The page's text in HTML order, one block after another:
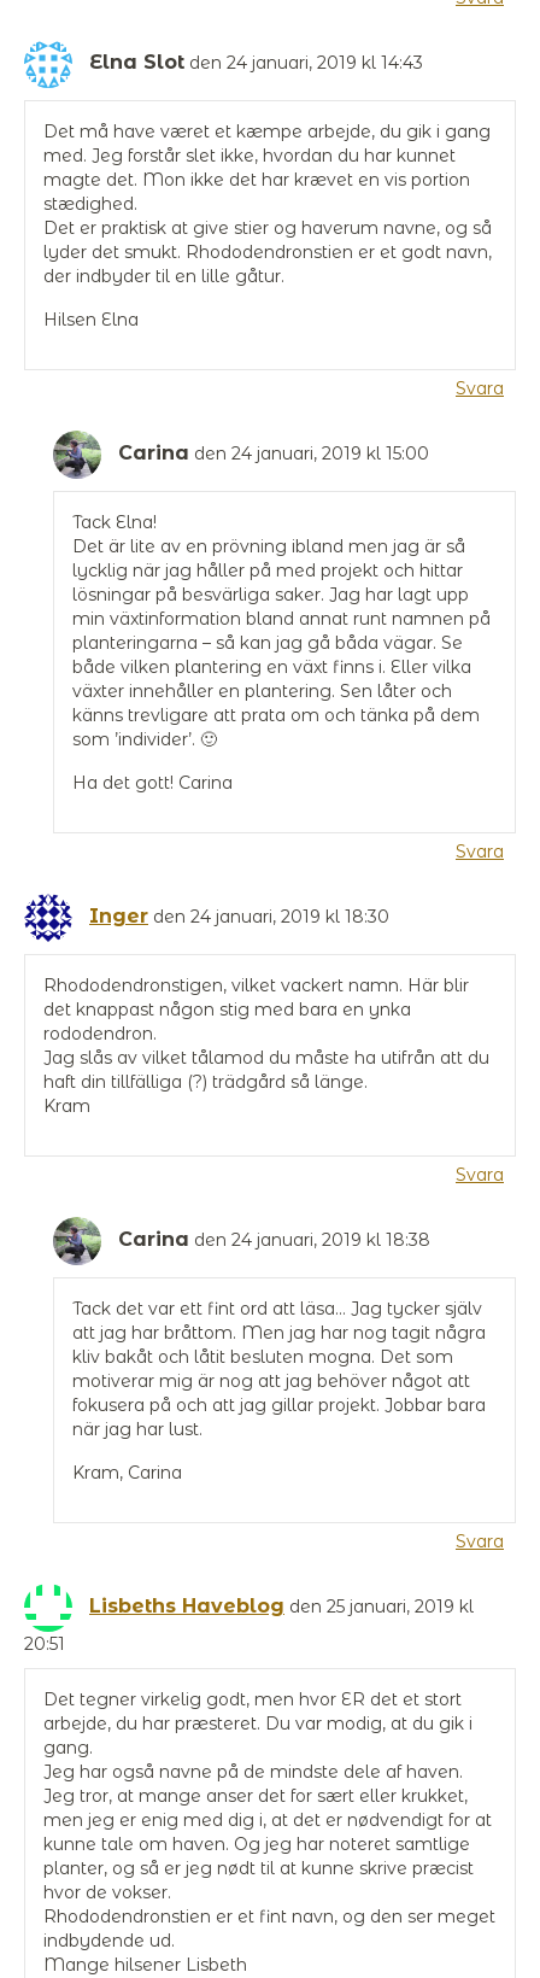
Elna Slot den 24 januari, 2019 kl 14:43
Det må have været et kæmpe arbejde, du gik i gang
med. Jeg forstår slet ikke, hvordan du har kunnet
magte det. Mon ikke det har krævet en vis portion
stædighed.
Det er praktisk at give stier og haverum navne, og så
lyder det smukt. Rhododendronstien er et godt navn,
der indbyder til en lille gåtur.
Hilsen Elna
Svara
Carina den 24 januari, 2019 kl 15:00
Tack Elna!
Det är lite av en prövning ibland men jag är så
lycklig när jag håller på med projekt och hittar
lösningar på besvärliga saker. Jag har lagt upp
min växtinformation bland annat runt namnen på
planteringarna – så kan jag gå båda vägar. Se
både vilken plantering en växt finns i. Eller vilka
växter innehåller en plantering. Sen låter och
känns trevligare att prata om och tänka på dem
som ’individer’. 🙂
Ha det gott! Carina
Svara
Inger den 24 januari, 2019 kl 18:30
Rhododendronstigen, vilket vackert namn. Här blir
det knappast någon stig med bara en ynka
rododendron.
Jag slås av vilket tålamod du måste ha utifrån att du
haft din tillfälliga (?) trädgård så länge.
Kram
Svara
Carina den 24 januari, 2019 kl 18:38
Tack det var ett fint ord att läsa… Jag tycker själv
att jag har bråttom. Men jag har nog tagit några
kliv bakåt och låtit besluten mogna. Det som
motiverar mig är nog att jag behöver något att
fokusera på och att jag gillar projekt. Jobbar bara
när jag har lust.
Kram, Carina
Svara
Lisbeths Haveblog den 25 januari, 2019 kl
20:51
Det tegner virkelig godt, men hvor ER det et stort
arbejde, du har præsteret. Du var modig, at du gik i
gang.
Jeg har også navne på de mindste dele af haven.
Jeg tror, at mange anser det for sært eller krukket,
men jeg er enig med dig i, at det er nødvendigt for at
kunne tale om haven. Og jeg har noteret samtlige
planter, og så er jeg nødt til at kunne skrive præcist
hvor de vokser.
Rhododendronstien er et fint navn, og den ser meget
indbydende ud.
Mange hilsener Lisbeth